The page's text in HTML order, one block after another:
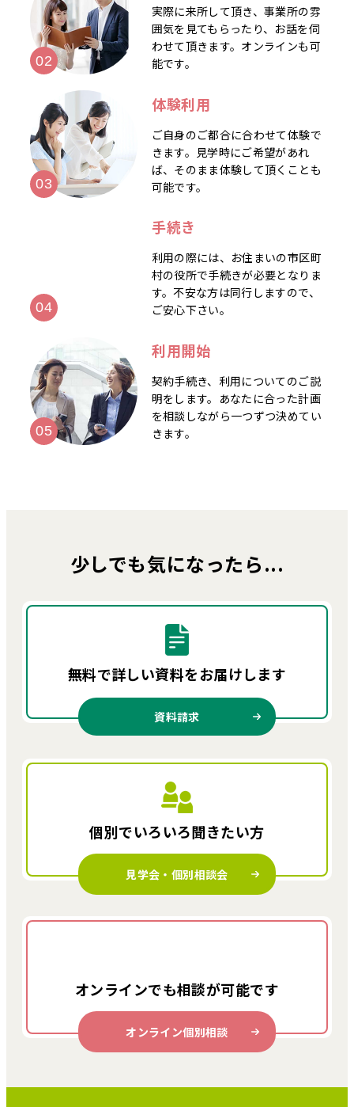
実際に来所して頂き、事業所の雰
囲気を見てもらったり、お話を伺
わせて頂きます。オンラインも可
能です。
体験利用
ご自身のご都合に合わせて体験で
きます。見学時にご希望があれ
ば、そのまま体験して頂くことも
可能です。
手続き
利用の際には、お住まいの市区町
村の役所で手続きが必要となりま
す。不安な方は同行しますので、
ご安心下さい。
利用開始
契約手続き、利用についてのご説
明をします。あなたに合った計画
を相談しながら一つずつ決めてい
きます。
少しでも気になったら...
無料で詳しい資料をお届けします
資料請求
個別でいろいろ聞きたい方
見学会・個別相談会
オンラインでも相談が可能です
オンライン個別相談